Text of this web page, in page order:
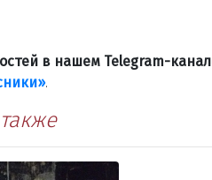
в нашем Telegram-
.